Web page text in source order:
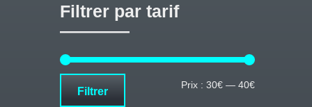
Filtrer par tarif
Prix
Prix
Filtrer Prix : 30€ — 40€